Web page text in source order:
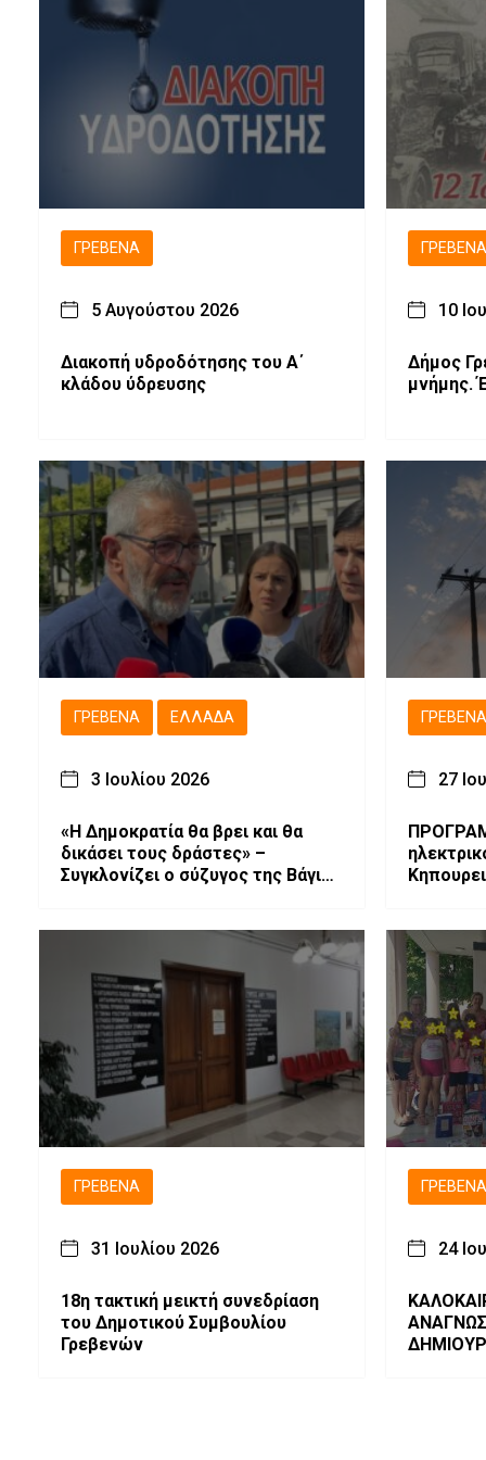
ΓΡΕΒΕΝΆ
5 Αυγούστου 2026
Διακοπή υδροδότησης του Α΄
κλάδου ύδρευσης
10
Δήμος
μνήμης.
ΓΡΕΒΕΝΆ ΕΛΛΆΔΑ
3 Ιουλίου 2026
«Η Δημοκρατία θα βρει και θα
δικάσει τους δράστες» –
Συγκλονίζει ο σύζυγος της Βάγιας
27
ΓΡΕΒΕΝΆ
31 Ιουλίου 2026
18η τακτική μεικτή συνεδρίαση
του Δημοτικού Συμβουλίου
Γρεβενών
24